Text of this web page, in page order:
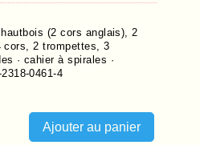
(2 cors anglais), 2
2 trompettes, 3
· cahier à spirales ·
0461-4